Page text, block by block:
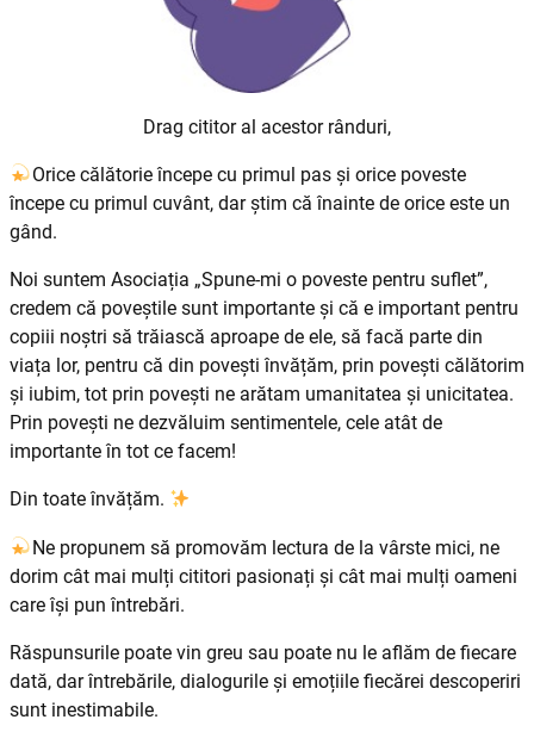
Drag cititor al acestor rânduri,
Orice călătorie începe cu primul pas și orice poveste
începe cu primul cuvânt, dar știm că înainte de orice este un
gând.
Noi suntem Asociația „Spune-mi o poveste pentru suflet”,
credem că poveștile sunt importante și că e important pentru
copiii noștri să trăiască aproape de ele, să facă parte din
viața lor, pentru că din povești învățăm, prin povești călătorim
și iubim, tot prin povești ne arătam umanitatea și unicitatea.
Prin povești ne dezvăluim sentimentele, cele atât de
importante în tot ce facem!
Din toate învățăm.
Ne propunem să promovăm lectura de la vârste mici, ne
dorim cât mai mulți cititori pasionați și cât mai mulți oameni
care își pun întrebări.
Răspunsurile poate vin greu sau poate nu le aflăm de fiecare
dată, dar întrebările, dialogurile și emoțiile fiecărei descoperiri
sunt inestimabile.